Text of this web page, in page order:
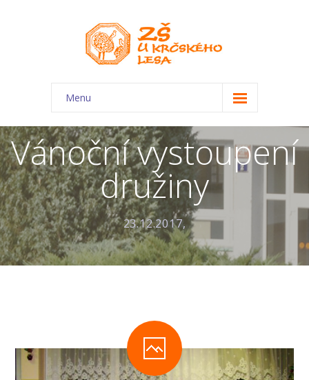
Menu
O škole
-- Charakteristika školy
-- Plán školního roku
-- Dokumenty
-- Kontakty
-- Inspekční zpráva
Pedagogický sbor
Vánoční vystoupení
družiny
23.12.2017,